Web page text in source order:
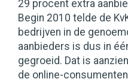
29 procent extra
Begin 2010 telde de
bedrijven in de
aanbieders is dus in
gegroeid. Dat is
de online-